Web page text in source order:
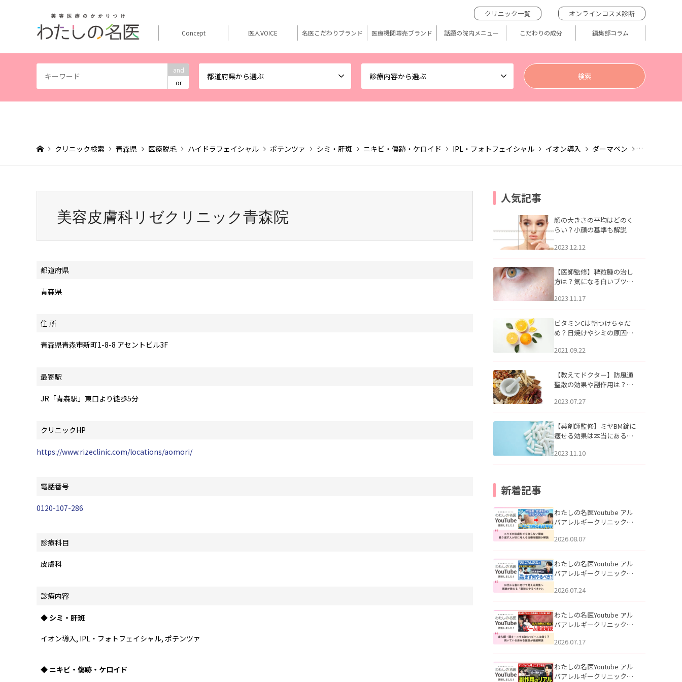
and
or
都道府県から選ぶ 診療内容から選ぶ
クリニック一覧 オンラインコスメ診断
Concept 医人VOICE 名医こだわりブランド 医療機関専売ブランド 話題の院内メニュー こだわりの成分 編集部コラム
クリニック検索 青森県 医療脱毛 ハイドラフェイシャル ポテンツァ シミ・肝斑 ニキビ・傷跡・ケロイド IPL・フォトフェイシャル イオン導入 ダーマペン 脱毛
美容皮膚科リゼクリニック青森院
都道府県
青森県
住 所
青森県青森市新町1-8-8 アセントビル3F
最寄駅
JR「青森駅」東口より徒歩5分
クリニックHP
https://www.rizeclinic.com/locations/aomori/
電話番号
0120-107-286
診療科目
皮膚科
診療内容
◆ シミ・肝斑
イオン導入, IPL・フォトフェイシャル, ポテンツァ
◆ ニキビ・傷跡・ケロイド
人気記事
顔の大きさの平均はどのく
らい？小顔の基準も解説
2023.12.12
【医師監修】稗粒腫の治し
方は？気になる白いブツブ
アについて
2023.11.17
ビタミンCは朝つけちゃだ
め？日焼けやシミの原因に
2021.09.22
【教えてドクター】防風通
聖散の効果や副作用は？長
2023.07.27
【薬剤師監修】ミヤBM錠に
痩せる効果は本当にある
2023.11.10
新着記事
わたしの名医Youtube アル
バアレルギークリニック札
らない理由｜繰り返す人が
説」を公開いたしました。
2026.08.07
わたしの名医Youtube アル
バアレルギークリニック札
える男性へ｜医師が教える
公開いたしました。
2026.07.24
わたしの名医Youtube アル
バアレルギークリニック札
跡にVビームは効く？向いて
説」を公開いたしました。
2026.07.17
わたしの名医Youtube アル
バアレルギークリニック札